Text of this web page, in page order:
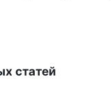
статей